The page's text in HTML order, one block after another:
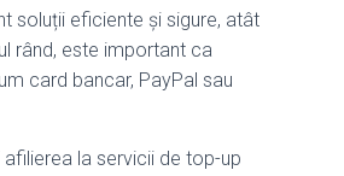
soluții eficiente și sigure, atât
rând, este important ca
card bancar, PayPal sau
la servicii de top-up